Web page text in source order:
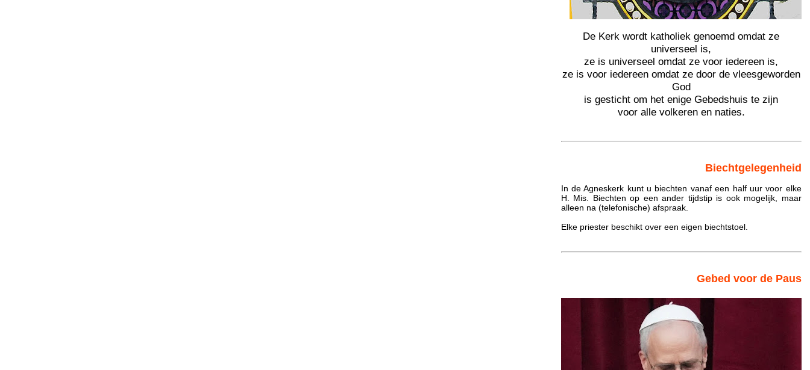
De Kerk wordt katholiek genoemd omdat ze
universeel is,
ze is universeel omdat ze voor iedereen is,
ze is voor iedereen omdat ze door de vleesgeworden
God
is gesticht om het enige Gebedshuis te zijn
voor alle volkeren en naties.
Biechtgelegenheid
In de Agneskerk kunt u biechten vanaf een half uur voor elke
H. Mis. Biechten op een ander tijdstip is ook mogelijk, maar
alleen na (telefonische) afspraak.
Elke priester beschikt over een eigen biechtstoel.
Gebed voor de Paus